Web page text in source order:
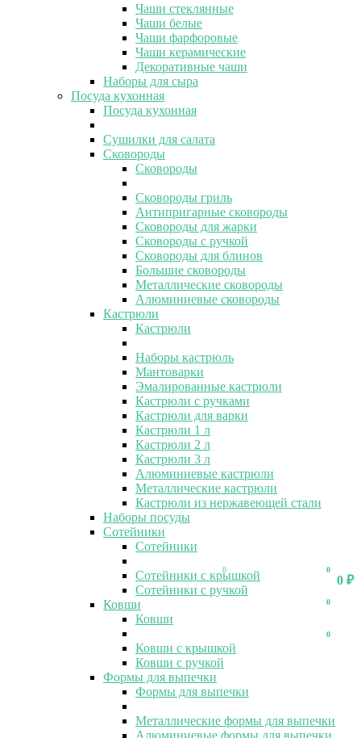
0
0 ₽
0
0
0
Чаши стеклянные
Чаши белые
Чаши фарфоровые
Чаши керамические
Декоративные чаши
Наборы для сыра
Посуда кухонная
Посуда кухонная
Сушилки для салата
Сковороды
Сковороды
Сковороды гриль
Антипригарные сковороды
Сковороды для жарки
Сковороды с ручкой
Сковороды для блинов
Большие сковороды
Металлические сковороды
Алюминиевые сковороды
Кастрюли
Кастрюли
Наборы кастрюль
Мантоварки
Эмалированные кастрюли
Кастрюли с ручками
Кастрюли для варки
Кастрюли 1 л
Кастрюли 2 л
Кастрюли 3 л
Алюминиевые кастрюли
Металлические кастрюли
Кастрюли из нержавеющей стали
Наборы посуды
Сотейники
Сотейники
Сотейники с крышкой
Сотейники с ручкой
Ковши
Ковши
Ковши с крышкой
Ковши с ручкой
Формы для выпечки
Формы для выпечки
Металлические формы для выпечки
Алюминиевые формы для выпечки